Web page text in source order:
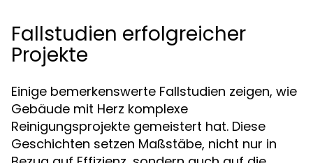
Fallstudien erfolgreicher
Projekte
Einige bemerkenswerte Fallstudien zeigen, wie
Gebäude mit Herz komplexe
Reinigungsprojekte gemeistert hat. Diese
Geschichten setzen Maßstäbe, nicht nur in